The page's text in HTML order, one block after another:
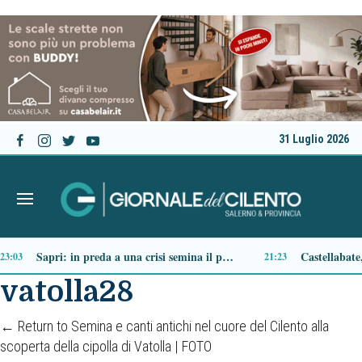
31 Luglio 2026
Ascea, nuova giunta per Sansone: Filippo Dragone vicesindaco, Egidio Criscuolo assessore ai Lavori Pubblici
vatolla28
← Return to Semina e canti antichi nel cuore del Cilento alla
scoperta della cipolla di Vatolla | FOTO